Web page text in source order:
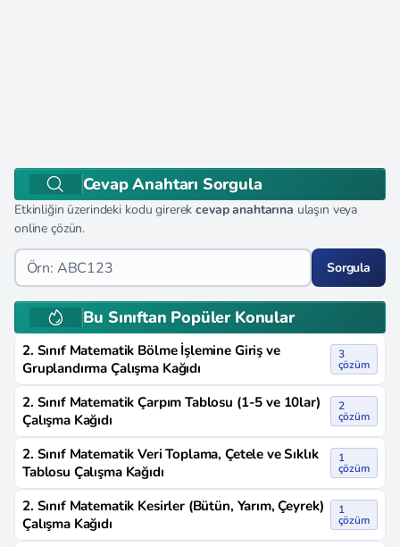
Cevap Anahtarı Sorgula
Etkinliğin üzerindeki kodu girerekcevap anahtarına ulaşın veya
online çözün.
Sorgula
Bu Sınıftan Popüler Konular
2. Sınıf Matematik Bölme İşlemine Giriş ve
Gruplandırma Çalışma Kağıdı
3
çözüm
2. Sınıf Matematik Çarpım Tablosu (1-5 ve 10lar)
Çalışma Kağıdı
2
çözüm
2. Sınıf Matematik Veri Toplama, Çetele ve Sıklık
Tablosu Çalışma Kağıdı
1
çözüm
2. Sınıf Matematik Kesirler (Bütün, Yarım, Çeyrek)
Çalışma Kağıdı
1
çözüm